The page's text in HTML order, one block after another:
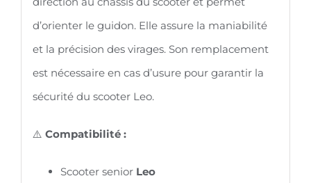
d’orienter le guidon. Elle assure la maniabilité
et la précision des virages. Son remplacement
est nécessaire en cas d’usure pour garantir la
sécurité du scooter Leo.
⚠️ Compatibilité :
Scooter senior Leo